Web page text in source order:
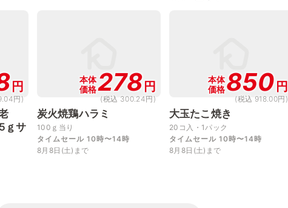
円
円)
ｇサ
本体
価格278 円
(税込 300.24円)
炭火焼鶏ハラミ
100ｇ当り
タイムセール 10時〜14時
8月8日(土)まで
本体
価格850 円
(税込 918.00円)
大玉たこ焼き
20コ入・1パック
タイムセール 10時〜14時
8月8日(土)まで